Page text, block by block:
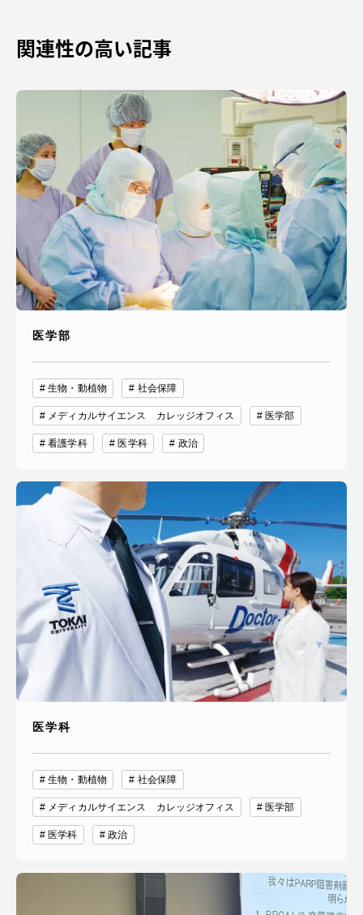
関連性の高い記事
医学部
生物・動植物 社会保障
メディカルサイエンス カレッジオフィス 医学部
看護学科 医学科 政治
医学科
生物・動植物 社会保障
メディカルサイエンス カレッジオフィス 医学部
医学科 政治